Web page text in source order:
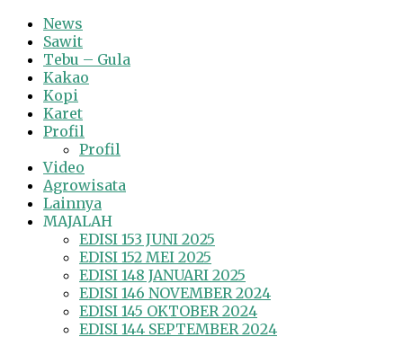
News
Sawit
Tebu – Gula
Kakao
Kopi
Karet
Profil
Profil
Video
Agrowisata
Lainnya
MAJALAH
EDISI 153 JUNI 2025
EDISI 152 MEI 2025
EDISI 148 JANUARI 2025
EDISI 146 NOVEMBER 2024
EDISI 145 OKTOBER 2024
EDISI 144 SEPTEMBER 2024